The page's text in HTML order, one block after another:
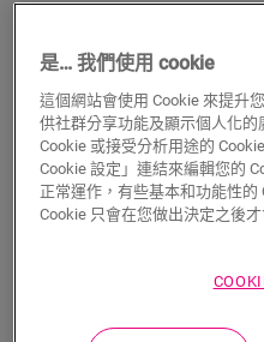
工具，可為您的地板和樓梯提
是… 我們使用 cookie
這個網站會使用 Cookie 來提升
供社群分享功能及顯示個人化
Cookie 或接受分析用途的
Cookie 設定」連結來編輯您的
正常運作，有些基本和功能性
Cookie 只會在您做出決定之後才